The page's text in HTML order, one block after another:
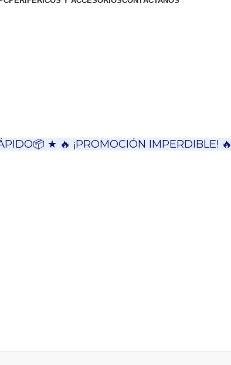
★ 🔥 ¡PROMOCIÓN IMPERDIBLE! 🔥